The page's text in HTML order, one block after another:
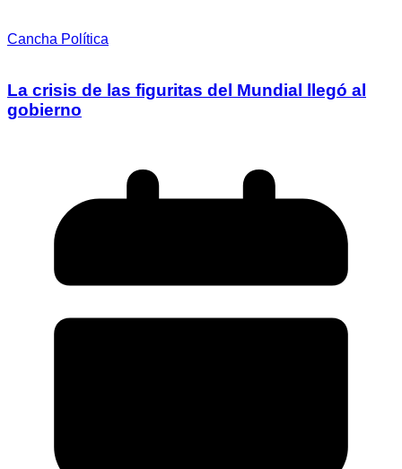
Cancha Política
La crisis de las figuritas del Mundial llegó al
gobierno